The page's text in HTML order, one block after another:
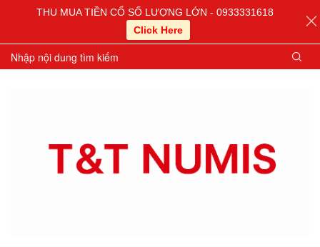
THU MUA TIỀN CỔ SỐ LƯỢNG LỚN - 0933331618
Click Here